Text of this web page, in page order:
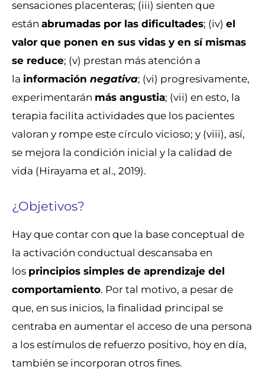
sensaciones placenteras; (iii) sienten que
están abrumadas por las dificultades; (iv) el
valor que ponen en sus vidas y en sí mismas
se reduce; (v) prestan más atención a
la información negativa; (vi) progresivamente,
experimentarán más angustia; (vii) en esto, la
terapia facilita actividades que los pacientes
valoran y rompe este círculo vicioso; y (viii), así,
se mejora la condición inicial y la calidad de
vida (Hirayama et al., 2019).
¿Objetivos?
Hay que contar con que la base conceptual de
la activación conductual descansaba en
los principios simples de aprendizaje del
comportamiento. Por tal motivo, a pesar de
que, en sus inicios, la finalidad principal se
centraba en aumentar el acceso de una persona
a los estímulos de refuerzo positivo, hoy en día,
también se incorporan otros fines.